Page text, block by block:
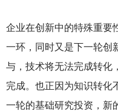
企业在创新中的特殊重要
一环，同时又是下一轮创
与，技术将无法完成转化
完成。也正因为知识转化
一轮的基础研究投资，新